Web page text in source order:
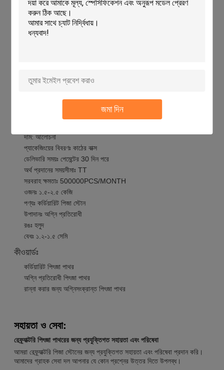
জমা দিন
এবং উচ্চ তাপ প্রতিরোধের সঙ্গে,এটি আপনার রান্নার অভিজ্ঞতাকে আরও সহজ এবং
উপভোগ্য করে তুলবে.
ব্র্যান্ড নামঃ কামতাই
দাম: আলোচনা
প্যাকেজিংয়ের বিবরণঃ কাঠের বাক্স
ডেলিভারি সময়ঃ পেমেন্টের 30 দিন পরে
অর্থ প্রদানের সময়সীমাঃ TT
সরবরাহ ক্ষমতাঃ 500000PCS/MONTH
ওজনঃ ১.৫-২.৫ কেজি
পণ্যঃ কর্ডিয়ারিট পিজা স্টোন
উপাদানঃ অগ্নি প্রতিরোধী
রঙঃ হলুদ
বেধঃ ১.২-১.৫ সেমি
কীওয়ার্ডঃ
কর্ডিয়ারিট পিৎজা পাথর
অগ্নি প্রতিরোধী পিৎজা পাথর
রান্না করার জন্য অগ্নিসংক্রান্ত পিৎজা পাথর
সহায়তা ও সেবা:
রেফ্র্যাক্টরি পিৎজা পাথরের জন্য প্রযুক্তিগত সহায়তা এবং পরিষেবা
আমরা রেফ্র্যাক্টরি পিজা স্টোনের জন্য প্রযুক্তিগত সহায়তা এবং পরিষেবা প্রদান করি।
আমাদের গ্রাহক সেবা দল আপনার যে কোন প্রশ্নের উত্তর দিতে উপলব্ধ।